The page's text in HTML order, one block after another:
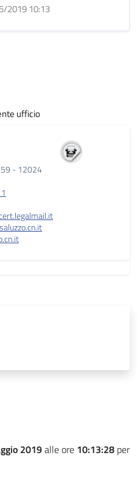
2019 10:13
ufficio
59 - 12024
2019alle ore 10:13:28 per